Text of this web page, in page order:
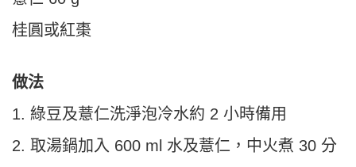
桂圓或紅棗
做法
1. 綠豆及薏仁洗淨泡冷水約 2 小時備用
2. 取湯鍋加入 600 ml 水及薏仁，中火煮 30 分